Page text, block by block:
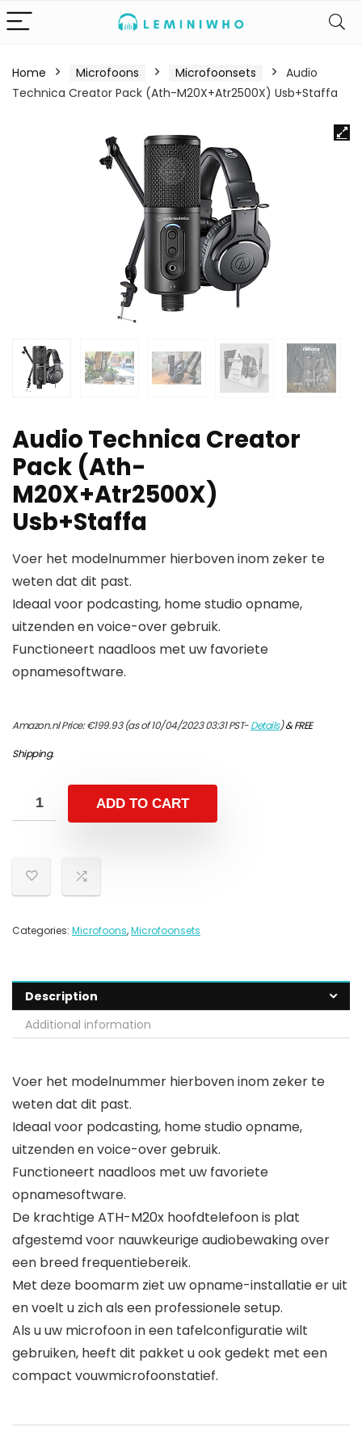
Home Microfoons Microfoonsets
Audio
Technica Creator Pack (Ath-M20X+Atr2500X) Usb+Staffa
Audio Technica Creator
Pack (Ath-
M20X+Atr2500X)
Usb+Staffa
Voer het modelnummer hierboven inom zeker te
weten dat dit past.
Ideaal voor podcasting, home studio opname,
uitzenden en voice-over gebruik.
Functioneert naadloos met uw favoriete
opnamesoftware.
Amazon.nl Price:€199.93(as of 10/04/2023 03:31 PST-Details)&FREE
Shipping.
ADD TO CART
Categories: Microfoons,Microfoonsets
Description
Additional information
Voer het modelnummer hierboven inom zeker te
weten dat dit past.
Ideaal voor podcasting, home studio opname,
uitzenden en voice-over gebruik.
Functioneert naadloos met uw favoriete
opnamesoftware.
De krachtige ATH-M20x hoofdtelefoon is plat
afgestemd voor nauwkeurige audiobewaking over
een breed frequentiebereik.
Met deze boomarm ziet uw opname-installatie er uit
en voelt u zich als een professionele setup.
Als u uw microfoon in een tafelconfiguratie wilt
gebruiken, heeft dit pakket u ook gedekt met een
compact vouwmicrofoonstatief.